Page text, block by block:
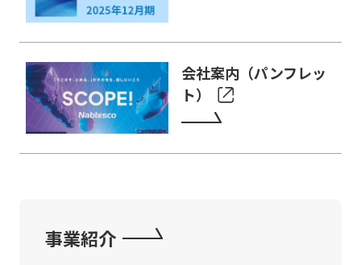
会社案内（パンフレッ
ト）
事業紹介